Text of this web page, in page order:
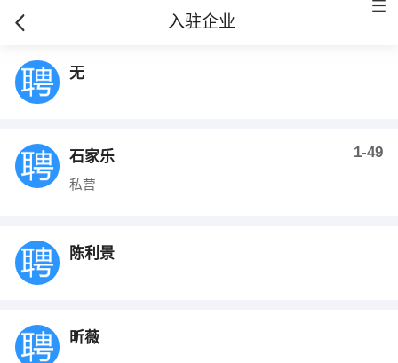
入驻企业
无
石家乐 1-49
私营
陈利景
昕薇